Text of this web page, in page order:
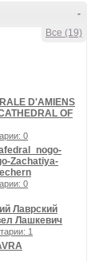
-
Все (19)
D'AMIENS
OF
0
Zachatiya-
0
Лаврский
Лашкевич
1